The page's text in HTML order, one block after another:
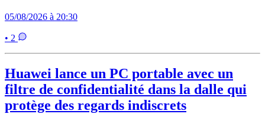
05/08/2026 à 20:30
• 2
Huawei lance un PC portable avec un
filtre de confidentialité dans la dalle qui
protège des regards indiscrets